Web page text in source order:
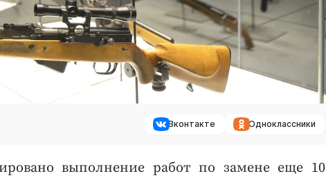
Вконтакте Одноклассники
выполнение работ по замене еще 10